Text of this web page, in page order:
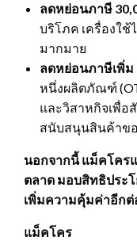
ลดหย่อนภาษี
บริโภค เครื่องใช้
มากมาย
ลดหย่อนภาษีเพิ่ม
หนึ่งผลิตภัณฑ์
และวิสาหกิจเพื่อ
สนับสนุนสินค้าข
นอกจากนี้ แม็คโคร
ตลาด มอบสิทธิประ
เพิ่มความคุ้มค่าอีกต่
แม็คโคร